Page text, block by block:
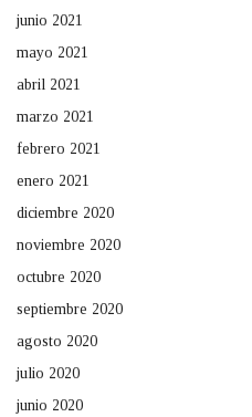
junio 2021
mayo 2021
abril 2021
marzo 2021
febrero 2021
enero 2021
diciembre 2020
noviembre 2020
octubre 2020
septiembre 2020
agosto 2020
julio 2020
junio 2020